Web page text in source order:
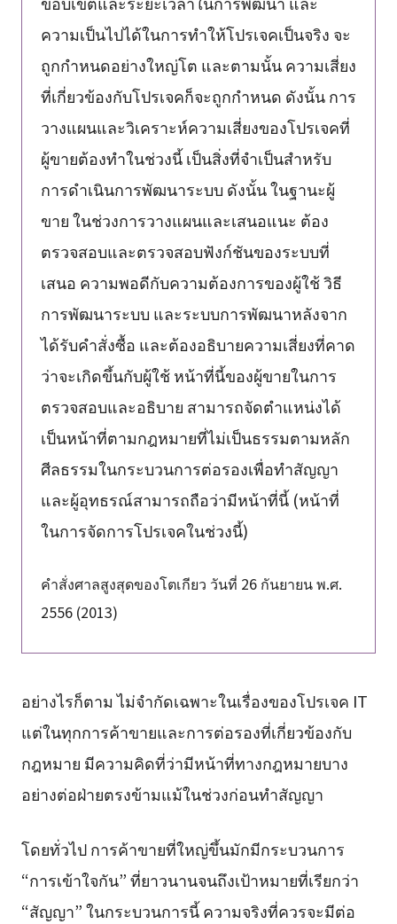
ความเป็นไปได้ในการทำให้โปรเจคเป็นจริง จะ
ถูกกำหนดอย่างใหญ่โต และตามนั้น ความเสี่ยง
ที่เกี่ยวข้องกับโปรเจคก็จะถูกกำหนด ดังนั้น การ
วางแผนและวิเคราะห์ความเสี่ยงของโปรเจคที่
ผู้ขายต้องทำในช่วงนี้ เป็นสิ่งที่จำเป็นสำหรับ
การดำเนินการพัฒนาระบบ ดังนั้น ในฐานะผู้
ขาย ในช่วงการวางแผนและเสนอแนะ ต้อง
ตรวจสอบและตรวจสอบฟังก์ชันของระบบที่
เสนอ ความพอดีกับความต้องการของผู้ใช้ วิธี
การพัฒนาระบบ และระบบการพัฒนาหลังจาก
ได้รับคำสั่งซื้อ และต้องอธิบายความเสี่ยงที่คาด
ว่าจะเกิดขึ้นกับผู้ใช้ หน้าที่นี้ของผู้ขายในการ
ตรวจสอบและอธิบาย สามารถจัดตำแหน่งได้
เป็นหน้าที่ตามกฎหมายที่ไม่เป็นธรรมตามหลัก
ศีลธรรมในกระบวนการต่อรองเพื่อทำสัญญา
และผู้อุทธรณ์สามารถถือว่ามีหน้าที่นี้ (หน้าที่
ในการจัดการโปรเจคในช่วงนี้)
คำสั่งศาลสูงสุดของโตเกียว วันที่ 26 กันยายน พ.ศ.
2556 (2013)
อย่างไรก็ตาม ไม่จำกัดเฉพาะในเรื่องของโปรเจค IT
แต่ในทุกการค้าขายและการต่อรองที่เกี่ยวข้องกับ
กฎหมาย มีความคิดที่ว่ามีหน้าที่ทางกฎหมายบาง
อย่างต่อฝ่ายตรงข้ามแม้ในช่วงก่อนทำสัญญา
โดยทั่วไป การค้าขายที่ใหญ่ขึ้นมักมีกระบวนการ
“การเข้าใจกัน” ที่ยาวนานจนถึงเป้าหมายที่เรียกว่า
“สัญญา” ในกระบวนการนี้ ความจริงที่ควรจะมีต่อ